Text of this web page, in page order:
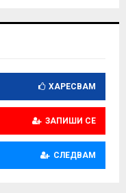
ХАРЕСВАМ
ЗАПИШИ СЕ
СЛЕДВАМ